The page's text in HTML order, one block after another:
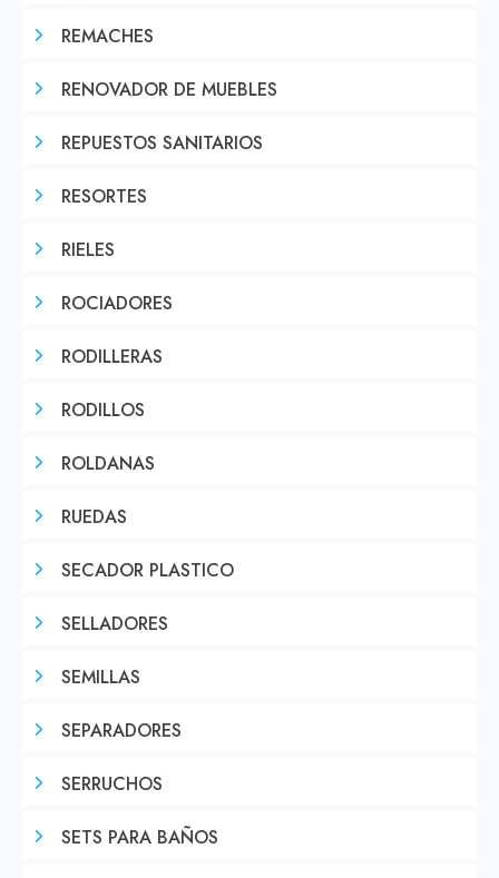
REMACHES
RENOVADOR DE MUEBLES
REPUESTOS SANITARIOS
RESORTES
RIELES
ROCIADORES
RODILLERAS
RODILLOS
ROLDANAS
RUEDAS
SECADOR PLASTICO
SELLADORES
SEMILLAS
SEPARADORES
SERRUCHOS
SETS PARA BAÑOS